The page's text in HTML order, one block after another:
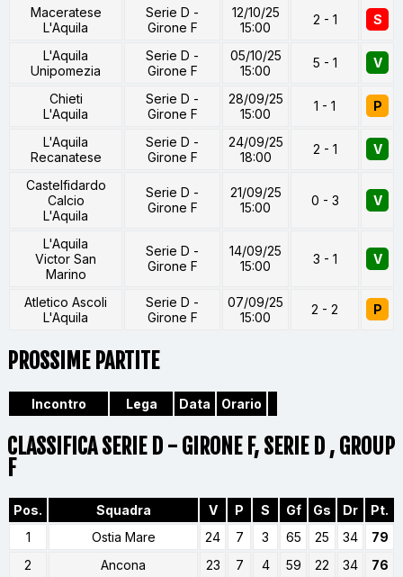
Maceratese
L'Aquila
Serie D -
Girone F
12/10/25
15:00
2 - 1 S
L'Aquila
Unipomezia
Serie D -
Girone F
05/10/25
15:00
5 - 1 V
Chieti
L'Aquila
Serie D -
Girone F
28/09/25
15:00
1 - 1 P
L'Aquila
Recanatese
Serie D -
Girone F
24/09/25
18:00
2 - 1 V
Castelfidardo
Calcio
L'Aquila
Serie D -
Girone F
21/09/25
15:00
0 - 3 V
L'Aquila
Victor San
Marino
Serie D -
Girone F
14/09/25
15:00
3 - 1 V
Atletico Ascoli
L'Aquila
Serie D -
Girone F
07/09/25
15:00
2 - 2 P
PROSSIME PARTITE
Incontro Lega Data Orario
CLASSIFICA SERIE D - GIRONE F, SERIE D , GROUP
F
Pos. Squadra V P S Gf Gs Dr
Pt.
1
Ostia Mare 24 7 3 65 25 34
79
2
Ancona 23 7 4 59 22 34
76